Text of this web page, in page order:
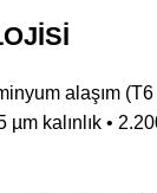
alaşım
kalınlık •